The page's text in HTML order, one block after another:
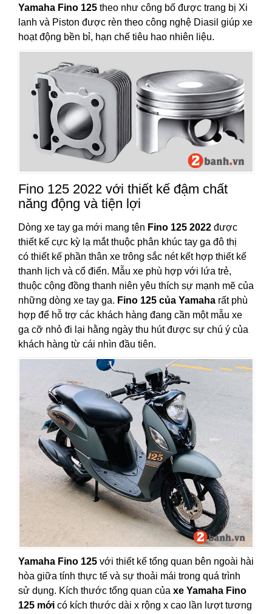
Yamaha Fino 125 theo như công bố được trang bị Xi
lanh và Piston được rèn theo công nghệ Diasil giúp xe
hoạt động bền bỉ, hạn chế tiêu hao nhiên liệu.
Fino 125 2022 với thiết kế đậm chất
năng động và tiện lợi
Dòng xe tay ga mới mang tên Fino 125 2022 được
thiết kế cực kỳ lạ mắt thuộc phân khúc tay ga đô thị
có thiết kế phần thân xe trông sắc nét kết hợp thiết kế
thanh lịch và cổ điển. Mẫu xe phù hợp với lứa trẻ,
thuộc cộng đồng thanh niên yêu thích sự mạnh mẽ của
những dòng xe tay ga. Fino 125 của Yamaha rất phù
hợp để hỗ trợ các khách hàng đang cần một mẫu xe
ga cỡ nhỏ đi lại hằng ngày thu hút được sự chú ý của
khách hàng từ cái nhìn đầu tiên.
Yamaha Fino 125 với thiết kế tổng quan bên ngoài hài
hòa giữa tính thực tế và sự thoải mái trong quá trình
sử dụng. Kích thước tổng quan của xe Yamaha Fino
125 mới có kích thước dài x rộng x cao lần lượt tương